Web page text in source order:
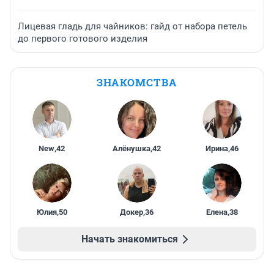
Лицевая гладь для чайников: гайд от набора петель
до первого готового изделия
ЗНАКОМСТВА
New,42 Алёнушка,42 Ирина,46
Юлия,50 Докер,36 Елена,38
Начать знакомиться